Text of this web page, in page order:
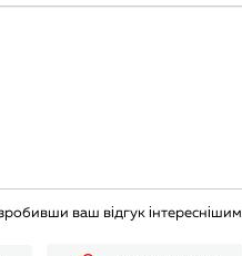
ваш відгук інтереснішим